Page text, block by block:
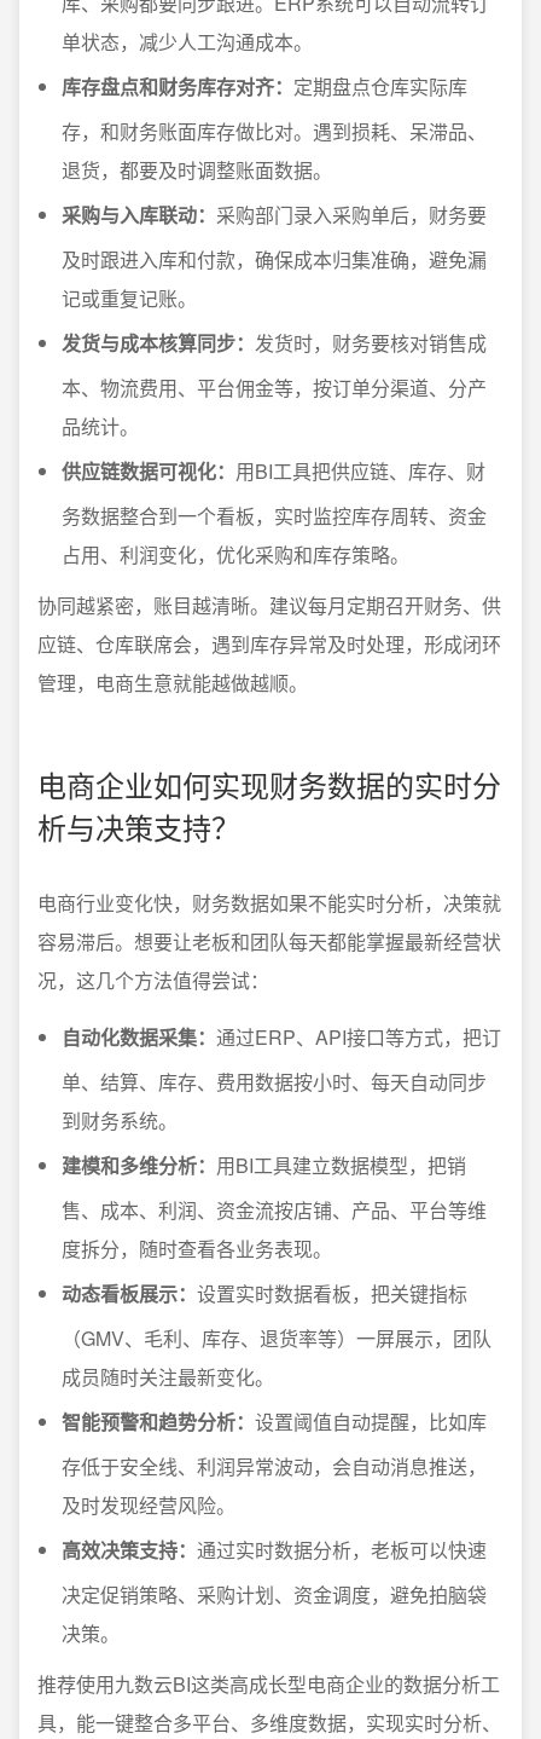
单状态，减少人工沟通成本。
库存盘点和财务库存对齐： 定期盘点仓库实际库
存，和财务账面库存做比对。遇到损耗、呆滞品、
退货，都要及时调整账面数据。
采购与入库联动： 采购部门录入采购单后，财务要
及时跟进入库和付款，确保成本归集准确，避免漏
记或重复记账。
发货与成本核算同步： 发货时，财务要核对销售成
本、物流费用、平台佣金等，按订单分渠道、分产
品统计。
供应链数据可视化： 用BI工具把供应链、库存、财
务数据整合到一个看板，实时监控库存周转、资金
占用、利润变化，优化采购和库存策略。
协同越紧密，账目越清晰。建议每月定期召开财务、供
应链、仓库联席会，遇到库存异常及时处理，形成闭环
管理，电商生意就能越做越顺。
电商企业如何实现财务数据的实时分
析与决策支持？
电商行业变化快，财务数据如果不能实时分析，决策就
容易滞后。想要让老板和团队每天都能掌握最新经营状
况，这几个方法值得尝试：
自动化数据采集： 通过ERP、API接口等方式，把订
单、结算、库存、费用数据按小时、每天自动同步
到财务系统。
建模和多维分析： 用BI工具建立数据模型，把销
售、成本、利润、资金流按店铺、产品、平台等维
度拆分，随时查看各业务表现。
动态看板展示： 设置实时数据看板，把关键指标
（GMV、毛利、库存、退货率等）一屏展示，团队
成员随时关注最新变化。
智能预警和趋势分析： 设置阈值自动提醒，比如库
存低于安全线、利润异常波动，会自动消息推送，
及时发现经营风险。
高效决策支持： 通过实时数据分析，老板可以快速
决定促销策略、采购计划、资金调度，避免拍脑袋
决策。
推荐使用九数云BI这类高成长型电商企业的数据分析工
具，能一键整合多平台、多维度数据，实现实时分析、